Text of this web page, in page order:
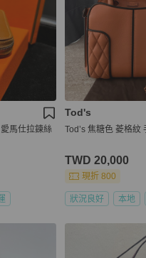
Tod's
Tod’s 焦糖色 菱格紋
TWD 20,000
現折 800
狀況良好 本地